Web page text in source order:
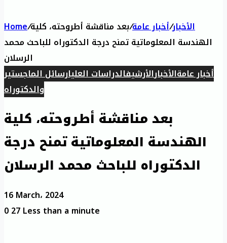
Home/ الأخبار/أخبار عامة/بعد مناقشة أطروحته، كلية
الهندسة المعلوماتية تمنح درجة الدكتوراه للباحث محمد
الرسلان
أخبار عامةالأخبارالأرشيفالدراسات العليارسائل الماجستير
والدكتوراه
بعد مناقشة أطروحته، كلية
الهندسة المعلوماتية تمنح درجة
الدكتوراه للباحث محمد الرسلان
16 March، 2024
027Less than a minute